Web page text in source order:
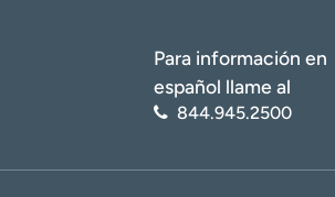
Para información en
español llame al
844.945.2500